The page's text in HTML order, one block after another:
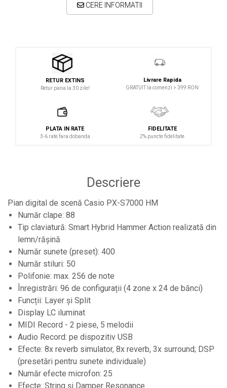
Microfoane wireless si sisteme
Stative de microfon
Studio si inregistrari
Accesorii echipamente de studio
Controllere monitoare de studio
Convertoare AD/DA
Interfete audio
Interfete MIDI si Cabluri Midi-USB
Microfoane de studio
Monitoare de studio
Pop filtre
Preamplificatoare
Protectii antifonice pentru urechi
Rack studio
Recordere de studio
Recordere portabile
Sintetizatoare
CERE INFORMATII
RETUR EXTINS
Retur pana la 30 zile!
Livrare Rapida
GRATUIT la comenzi > 399 RON
PLATA IN RATE
3-6 rate fara dobanda
FIDELITATE
2% puncte fidelitate
Descriere
Pian digital de scenă Casio PX-S7000 HM
Număr clape: 88
Tip claviatură: Smart Hybrid Hammer Action realizată din
lemn/rășină
Număr sunete (preset): 400
Număr stiluri: 50
Polifonie: max. 256 de note
Înregistrări: 96 de configurații (4 zone x 24 de bănci)
Funcții: Layer și Split
Display LC iluminat
MIDI Record - 2 piese, 5 melodii
Audio Record: pe dispozitiv USB
Efecte: 8x reverb simulator, 8x reverb, 3x surround; DSP
(presetări pentru sunete individuale)
Număr efecte microfon: 25
Efecte: String și Damper Resonance